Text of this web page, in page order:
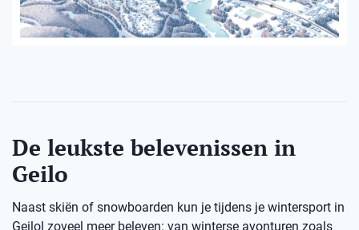
De leukste belevenissen in
Geilo
Naast skiën of snowboarden kun je tijdens je wintersport in
Geilol zoveel meer beleven: van winterse avonturen zoals